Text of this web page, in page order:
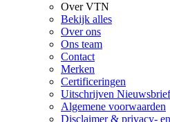
Over VTN
Bekijk alles
Over ons
Ons team
Contact
Merken
Certificeringen
Uitschrijven Nieuwsbrief
Algemene voorwaarden
Disclaimer & privacy-